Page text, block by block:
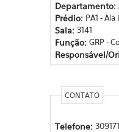
Departamento:
Prédio: PA1 - Ala I
Sala: 3141
Função: GRP -
Responsável/
CONTATO
Telefone: